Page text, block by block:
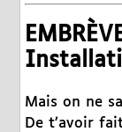
Mais on ne
De t’avoir